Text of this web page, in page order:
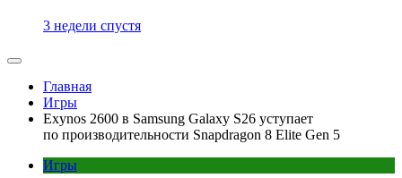
3 недели спустя
Главная
Игры
Exynos 2600 в Samsung Galaxy S26 уступает
по производительности Snapdragon 8 Elite Gen 5
Игры